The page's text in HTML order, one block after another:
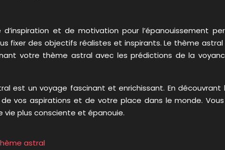
et de motivation pour l’épanouissement
fixer des objectifs réalistes et inspirants. Le thème
votre thème astral avec les prédictions de la
est un voyage fascinant et enrichissant. En
vos aspirations et de votre place dans le monde.
plus consciente et épanouie.
astral